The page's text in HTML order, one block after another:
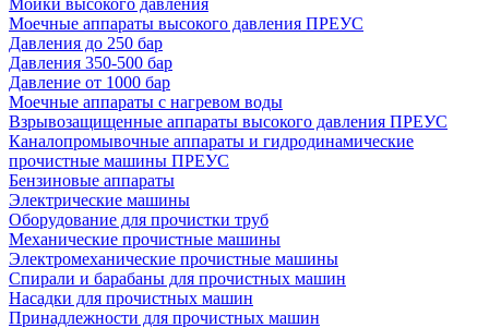
Мойки высокого давления
Моечные аппараты высокого давления ПРЕУС
Давления до 250 бар
Давления 350-500 бар
Давление от 1000 бар
Моечные аппараты с нагревом воды
Взрывозащищенные аппараты высокого давления ПРЕУС
Каналопромывочные аппараты и гидродинамические
прочистные машины ПРЕУС
Бензиновые аппараты
Электрические машины
Оборудование для прочистки труб
Механические прочистные машины
Электромеханические прочистные машины
Спирали и барабаны для прочистных машин
Насадки для прочистных машин
Принадлежности для прочистных машин